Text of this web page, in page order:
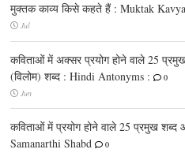
मुक्तक काव्य किसे कहते हैं : Muktak
Jul
कविताओं में अक्सर प्रयोग होने वाले 25
(विलोम) शब्द : Hindi Antonyms :
0
Jun
कविताओं में प्रयोग होने वाले 25 प्रमुख शब्द
Samanarthi Shabd
0